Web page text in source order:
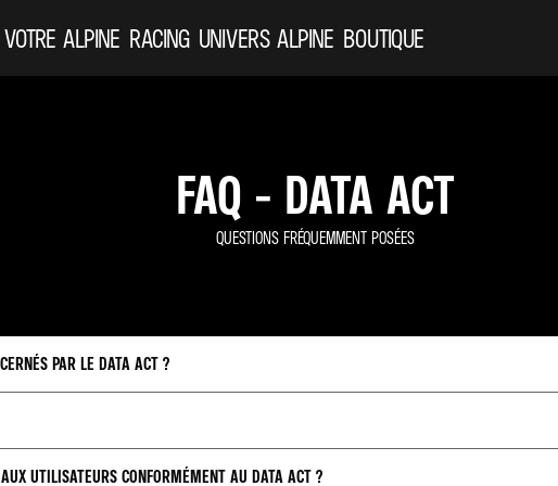
VOTRE ALPINE RACING UNIVERS ALPINE BOUTIQUE
FAQ - DATA ACT
QUESTIONS FRÉQUEMMENT POSÉES
PAR LE DATA ACT ?
que les véhicules connectés qui transmettent des données et aux services connexes
via l’application MyAlpine).
traitées générées par l’usage de votre produit ou service connecté leur collecte, leur
UTILISATEURS CONFORMÉMENT AU DATA ACT ?